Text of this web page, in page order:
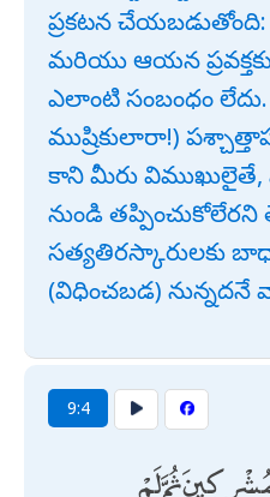
ప్రకటన
మరియు ఆయన
ఎలాంటి సంబంధం
ముష్రికులారా!)
కాని మీరు విముఖులైతే,
నుండి
సత్యతిరస్కారులకు
(విధించబడ) నున్నదనే
9:4
ثُمَّ لَمْ